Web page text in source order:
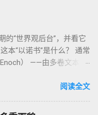
属于神”。 《利未记》教
更是生活方式。 二、献
描述五种祭： 燔祭
； 素祭 （minchah）：
对无意之罪的遮盖； 赎愆
赎回。 这些制度不是单
系的方式 。 希伯来文
的“世界观后台”，并看它
本“以诺书”是什么？ 通常
） ——由多卷文本构
之内（ 埃塞俄比亚正教
古卷 出土了多份 阿拉姆
阅读全文